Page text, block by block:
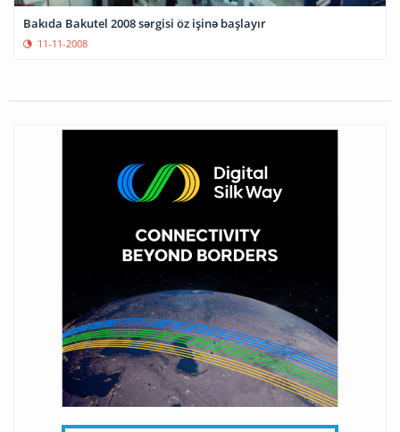
Bakıda Bakutel 2008 sərgisi öz işinə başlayır
11-11-2008